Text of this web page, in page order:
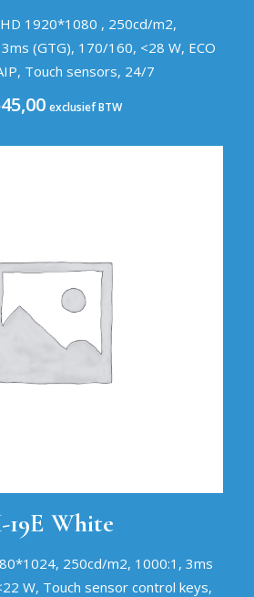
1920*1080 , 250cd/m2,
(GTG), 170/160, <28 W, ECO
Touch sensors, 24/7
exclusief BTW
19E White
250cd/m2, 1000:1, 3ms
W, Touch sensor control keys,